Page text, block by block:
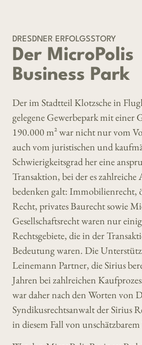
DRESDNER ERFOLGSSTORY
Der MicroPolis
Business Park
Der im Stadtteil Klotzsche in
gelegene Gewerbepark mit einer
190.000 m² war nicht nur vom
auch vom juristischen und
Schwierigkeitsgrad her eine
Transaktion, bei der es zahlreiche
bedenken galt: Immobilienrecht,
Recht, privates Baurecht sowie
Gesellschaftsrecht waren nur
Rechtsgebiete, die in der
Bedeutung waren. Die
Leinemann Partner, die Sirius
Jahren bei zahlreichen
war daher nach den Worten von
Syndikusrechtsanwalt der Sirius
in diesem Fall von unschätzbarem